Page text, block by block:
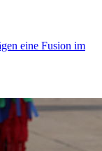
eine Fusion im